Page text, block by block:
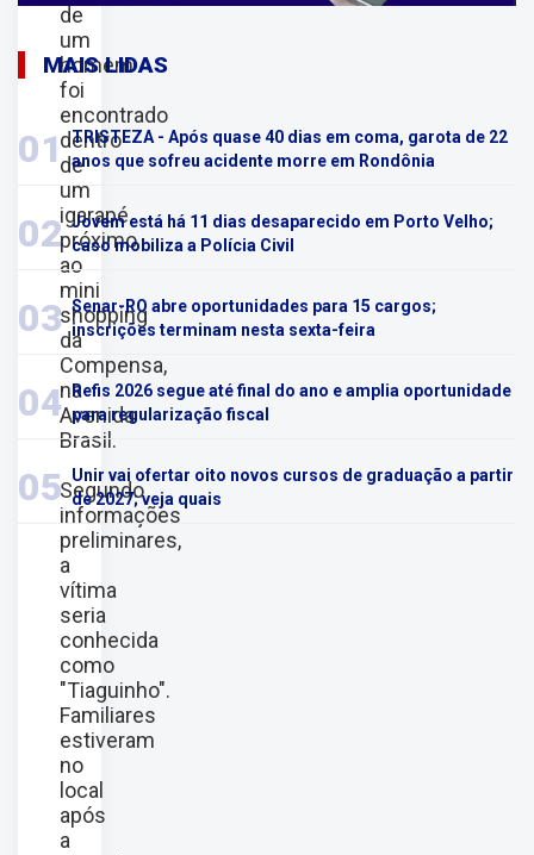
de
um
homem
foi
encontrado
dentro
de
um
igarapé
próximo
ao
mini
shopping
da
Compensa,
na
Avenida
Brasil.
Segundo
informações
preliminares,
a
vítima
seria
conhecida
como
"Tiaguinho".
Familiares
estiveram
no
local
após
a
MAIS LIDAS
01 TRISTEZA - Após quase 40 dias em coma, garota de 22
anos que sofreu acidente morre em Rondônia
02 Jovem está há 11 dias desaparecido em Porto Velho;
caso mobiliza a Polícia Civil
03 Senar-RO abre oportunidades para 15 cargos;
inscrições terminam nesta sexta-feira
04
Refis 2026 segue até final do ano e amplia oportunidade
para regularização fiscal
05 Unir vai ofertar oito novos cursos de graduação a partir
de 2027; veja quais